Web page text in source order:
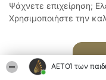
ΑΕΤΟΊ των
Ψάχνετε επιχείρηση;
Χρησιμοποιήστε την